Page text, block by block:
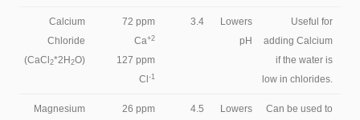
Calcium
Chloride
(CaCl 2*2H 2O)
72 ppm
Ca+2
127 ppm
Cl -1
3.4
Lowers
pH
Useful for
adding Calcium
if the water is
low in chlorides.
Magnesium
26 ppm
4.5
Lowers
Can be used to